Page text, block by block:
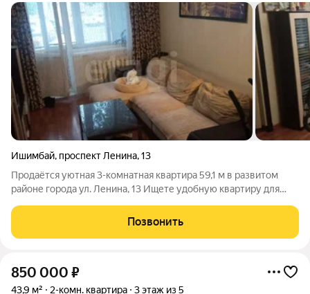
Ишимбай, проспект Ленина,13
Продаётся уютная 3-комнатная квартира 59,1 м в развитом
районе города ул. Ленина, 13 Ищете удобную квартиру для
предложение сочетает комфорт, выгодное расположение и
отличную инфраструктуру. О
Позвонить
850 000 ₽
43,9 м² 2-комн. квартира 3 этаж из 5